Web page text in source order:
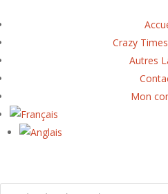
Crazy
Autres
Mon
Recherche